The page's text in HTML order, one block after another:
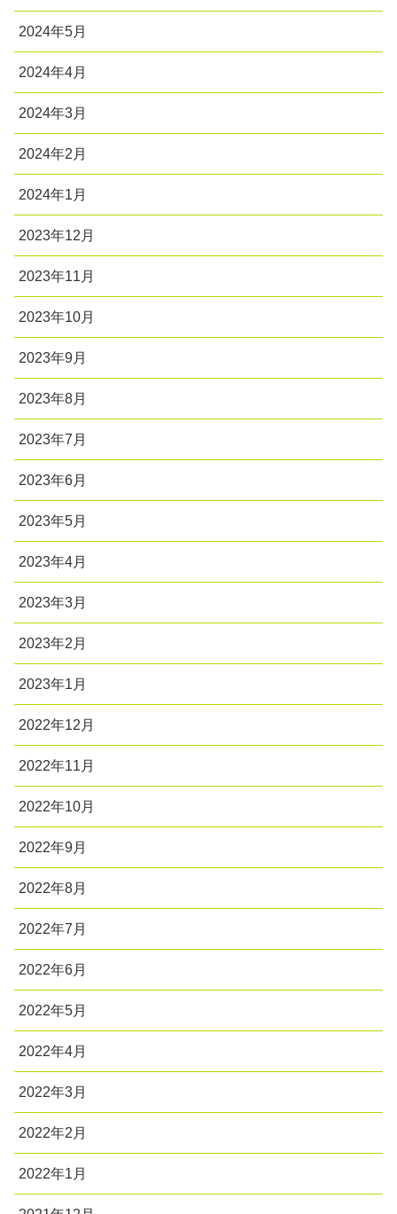
2024年5月
2024年4月
2024年3月
2024年2月
2024年1月
2023年12月
2023年11月
2023年10月
2023年9月
2023年8月
2023年7月
2023年6月
2023年5月
2023年4月
2023年3月
2023年2月
2023年1月
2022年12月
2022年11月
2022年10月
2022年9月
2022年8月
2022年7月
2022年6月
2022年5月
2022年4月
2022年3月
2022年2月
2022年1月